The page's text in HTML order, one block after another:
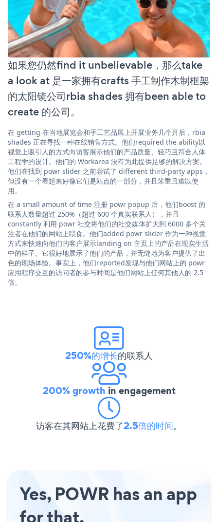
如果您仍然find it unbelievable，那么take
a look at 是一家拥有crafts 手工制作木制框架
的太阳镜公司rbia shades 拥有been able to
create 的公司。
在 getting 在当地展览会和手工艺品展上开展业务几个月后，rbia
shades 正在寻找一种在线销售方式。他们required the ability以
视觉上吸引人的方式向访客展示他们的产品质量、轻巧且符合人体
工程学的设计。他们的 Workarea 没有为此提供足够的解决方案。
他们在找到 powr slider 之前尝试了 different third-party apps，
但没有一个看起来好像它们是站点的一部分，并且笨重且难以使
用。
在 a small amount of time 注册 powr popup 后，他们boost 的
联系人数量超过 250%（超过 600 个真实联系人），并且
constantly 利用 powr 社交将他们的社交媒体扩大到 6000 多个关
注者在他们的网站上喂食。他们added powr slider 作为一种视觉
方式来快速向他们的客户展示landing on 主页上的产品在现实生活
中的样子。它很好地展示了他们的产品，并无缝地为客户提供了出
色的现场体验。事实上，他们reported发现与他们网站上的 powr
应用程序交互的访问者的参与时间是他们网站上任何其他人的 2.5
倍。
250%的增长的联系人
200% growth in engagement
访客在其网站上花费了2.5倍的时间。
Yes, POWR has an app
for that.